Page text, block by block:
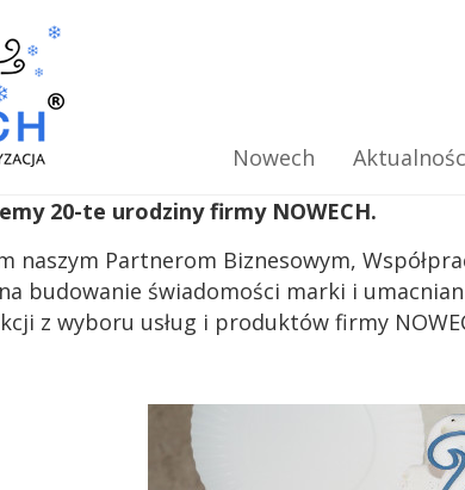
Nowech
20-te urodziny firmy NOWECH.
naszym Partnerom Biznesowym,
budowanie świadomości marki i
z wyboru usług i produktów firmy